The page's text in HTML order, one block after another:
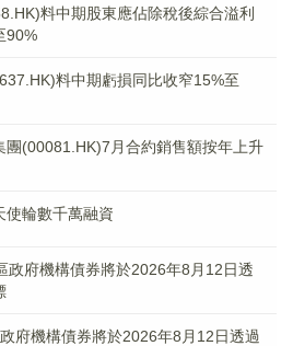
料中期股東應佔除稅後綜合溢利
90%
料中期虧損同比收窄15%至
團(00081.HK)7月合約銷售額按年上升
使輪數千萬融資
政府機構債券將於2026年8月12日透
府機構債券將於2026年8月12日透過